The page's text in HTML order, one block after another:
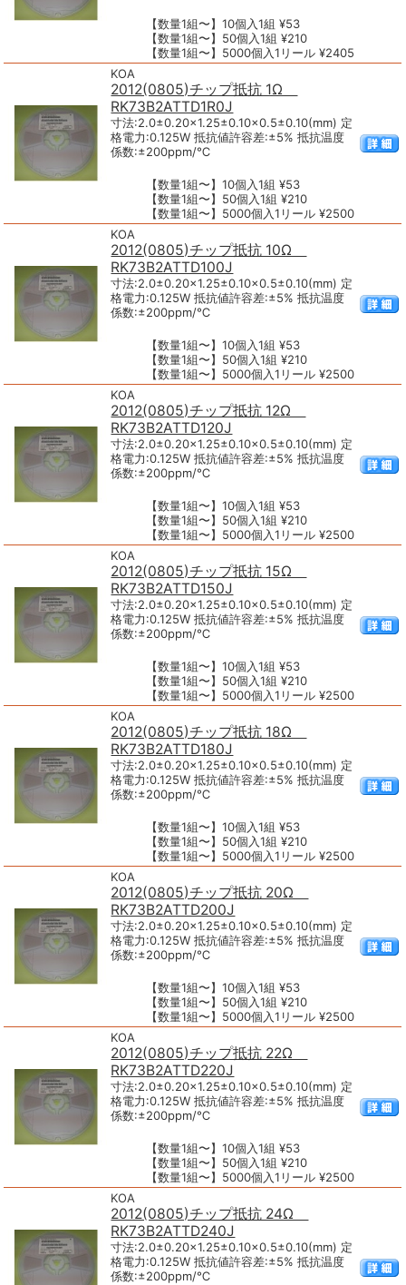
【数量1組〜】10個入1組 ¥53
【数量1組〜】50個入1組 ¥210
【数量1組〜】5000個入1リール ¥2405
KOA
2012(0805)チップ抵抗 1Ω
RK73B2ATTD1R0J
寸法:2.0±0.20×1.25±0.10×0.5±0.10(mm) 定
格電力:0.125W 抵抗値許容差:±5% 抵抗温度
係数:±200ppm/℃
【数量1組〜】10個入1組 ¥53
【数量1組〜】50個入1組 ¥210
【数量1組〜】5000個入1リール ¥2500
KOA
2012(0805)チップ抵抗 10Ω
RK73B2ATTD100J
寸法:2.0±0.20×1.25±0.10×0.5±0.10(mm) 定
格電力:0.125W 抵抗値許容差:±5% 抵抗温度
係数:±200ppm/℃
【数量1組〜】10個入1組 ¥53
【数量1組〜】50個入1組 ¥210
【数量1組〜】5000個入1リール ¥2500
KOA
2012(0805)チップ抵抗 12Ω
RK73B2ATTD120J
寸法:2.0±0.20×1.25±0.10×0.5±0.10(mm) 定
格電力:0.125W 抵抗値許容差:±5% 抵抗温度
係数:±200ppm/℃
【数量1組〜】10個入1組 ¥53
【数量1組〜】50個入1組 ¥210
【数量1組〜】5000個入1リール ¥2500
KOA
2012(0805)チップ抵抗 15Ω
RK73B2ATTD150J
寸法:2.0±0.20×1.25±0.10×0.5±0.10(mm) 定
格電力:0.125W 抵抗値許容差:±5% 抵抗温度
係数:±200ppm/℃
【数量1組〜】10個入1組 ¥53
【数量1組〜】50個入1組 ¥210
【数量1組〜】5000個入1リール ¥2500
KOA
2012(0805)チップ抵抗 18Ω
RK73B2ATTD180J
寸法:2.0±0.20×1.25±0.10×0.5±0.10(mm) 定
格電力:0.125W 抵抗値許容差:±5% 抵抗温度
係数:±200ppm/℃
【数量1組〜】10個入1組 ¥53
【数量1組〜】50個入1組 ¥210
【数量1組〜】5000個入1リール ¥2500
KOA
2012(0805)チップ抵抗 20Ω
RK73B2ATTD200J
寸法:2.0±0.20×1.25±0.10×0.5±0.10(mm) 定
格電力:0.125W 抵抗値許容差:±5% 抵抗温度
係数:±200ppm/℃
【数量1組〜】10個入1組 ¥53
【数量1組〜】50個入1組 ¥210
【数量1組〜】5000個入1リール ¥2500
KOA
2012(0805)チップ抵抗 22Ω
RK73B2ATTD220J
寸法:2.0±0.20×1.25±0.10×0.5±0.10(mm) 定
格電力:0.125W 抵抗値許容差:±5% 抵抗温度
係数:±200ppm/℃
【数量1組〜】10個入1組 ¥53
【数量1組〜】50個入1組 ¥210
【数量1組〜】5000個入1リール ¥2500
KOA
2012(0805)チップ抵抗 24Ω
RK73B2ATTD240J
寸法:2.0±0.20×1.25±0.10×0.5±0.10(mm) 定
格電力:0.125W 抵抗値許容差:±5% 抵抗温度
係数:±200ppm/℃